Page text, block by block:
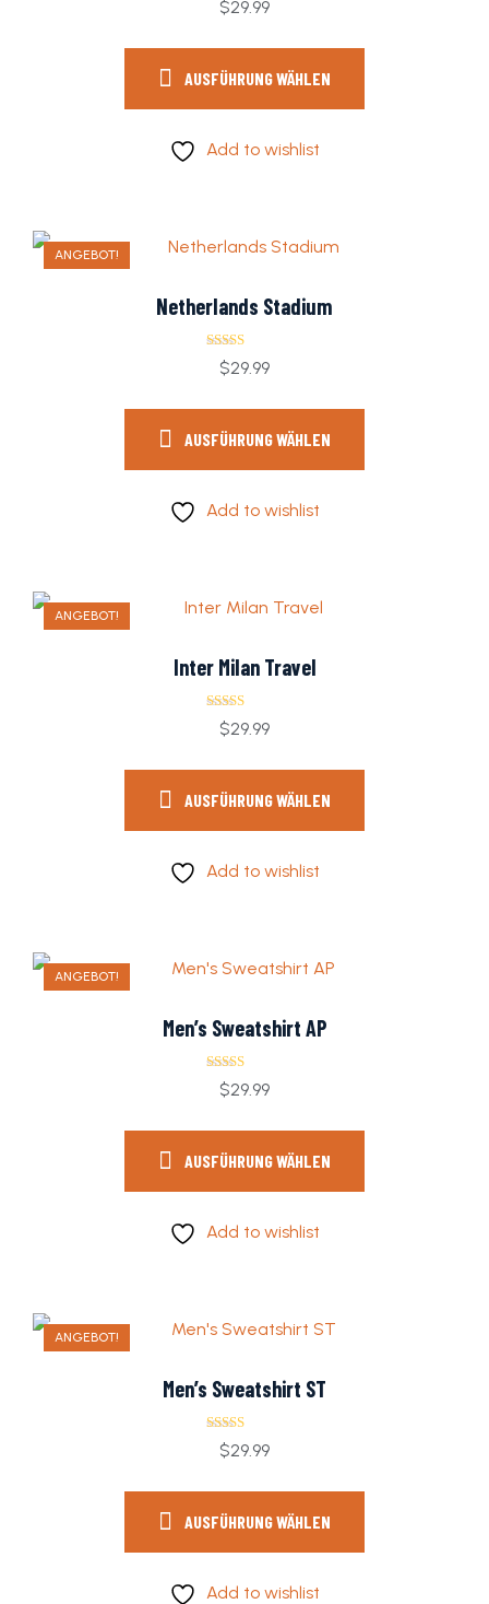
5.00
$29.99
AUSFÜHRUNG WÄHLEN
Add to wishlist
ANGEBOT!
Netherlands Stadium
Bewertet
mit
$29.99
AUSFÜHRUNG WÄHLEN
Add to wishlist
ANGEBOT!
Inter Milan Travel
Bewertet
mit
$29.99
AUSFÜHRUNG WÄHLEN
Add to wishlist
ANGEBOT!
Men’s Sweatshirt AP
Bewertet mit
5.00
$29.99
AUSFÜHRUNG WÄHLEN
Add to wishlist
ANGEBOT!
Men’s Sweatshirt ST
Bewertet
mit
$29.99
AUSFÜHRUNG WÄHLEN
Add to wishlist